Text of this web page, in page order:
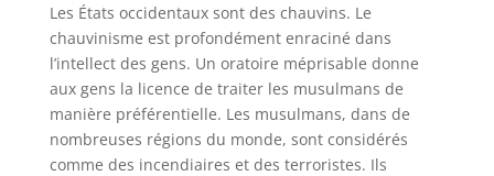
Les États occidentaux sont des chauvins. Le
chauvinisme est profondément enraciné dans
l’intellect des gens. Un oratoire méprisable donne
aux gens la licence de traiter les musulmans de
manière préférentielle. Les musulmans, dans de
nombreuses régions du monde, sont considérés
comme des incendiaires et des terroristes. Ils